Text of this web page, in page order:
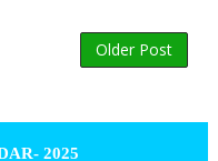
Older Post
2025